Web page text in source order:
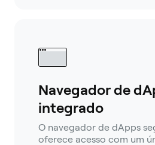
Navegador de
integrado
O navegador de dApps
oferece acesso com um